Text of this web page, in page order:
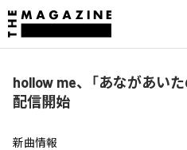
hollow me、「あながあい
配信開始
新曲情報